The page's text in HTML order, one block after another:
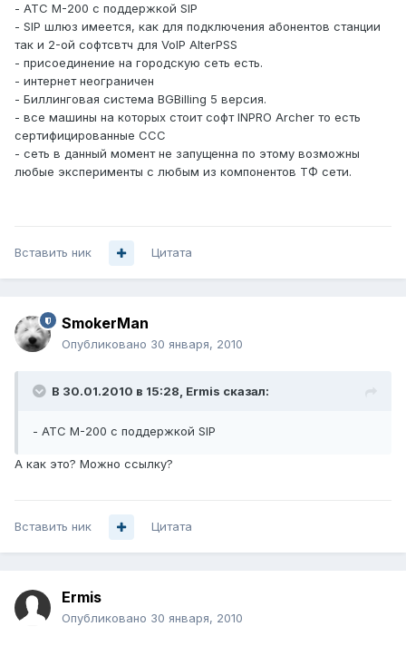
- АТС М-200 с поддержкой SIP
- SIP шлюз имеется, как для подключения абонентов станции
так и 2-ой софтсвтч для VoIP AlterPSS
- присоединение на городскую сеть есть.
- интернет неограничен
- Биллинговая система BGBilling 5 версия.
- все машины на которых стоит софт INPRO Archer то есть
сертифицированные ССС
- сеть в данный момент не запущенна по этому возможны
любые эксперименты с любым из компонентов ТФ сети.
Вставить ник Цитата
SmokerMan
Опубликовано 30 января, 2010
В 30.01.2010 в 15:28, Ermis сказал:
- АТС М-200 с поддержкой SIP
А как это? Можно ссылку?
Вставить ник Цитата
Ermis
Опубликовано 30 января, 2010